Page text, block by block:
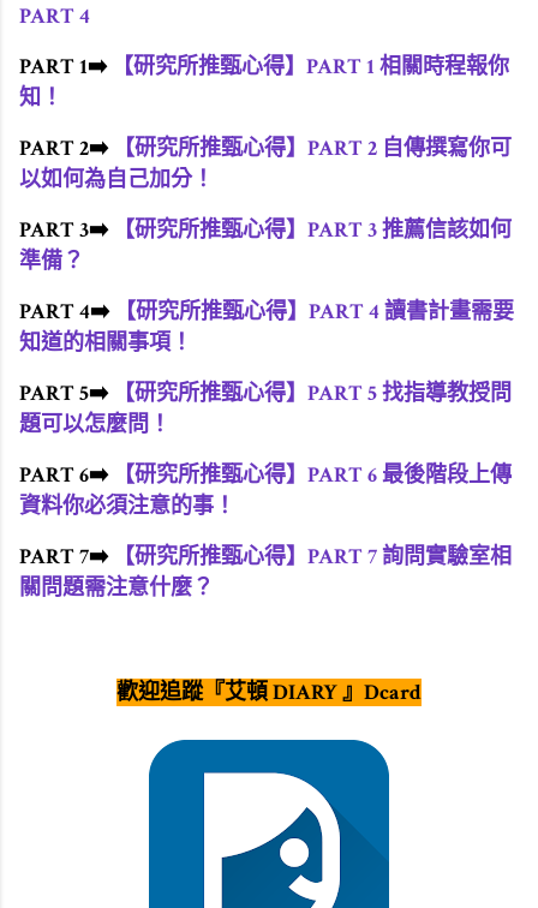
PART 4
PART 1➡️
【研究所推甄心得】PART 1 相關時程報你
知！
PART 2➡️
【研究所推甄心得】PART 2 自傳撰寫你可
以如何為自己加分！
PART 3➡️
【研究所推甄心得】PART 3 推薦信該如何
準備？
PART 4➡️
【研究所推甄心得】PART 4 讀書計畫需要
知道的相關事項！
PART 5➡️
【研究所推甄心得】PART 5 找指導教授問
題可以怎麼問！
PART 6➡️
【研究所推甄心得】PART 6 最後階段上傳
資料你必須注意的事！
PART 7➡️
【研究所推甄心得】PART 7詢問實驗室相
關問題需注意什麼？
歡迎追蹤『艾頓 DIARY 』Dcard